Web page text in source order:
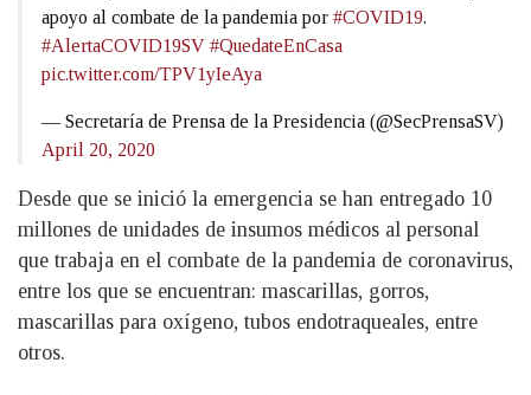
apoyo al combate de la pandemia por #COVID19.
#AlertaCOVID19SV #QuedateEnCasa
pic.twitter.com/TPV1yIeAya
— Secretaría de Prensa de la Presidencia (@SecPrensaSV)
April 20, 2020
Desde que se inició la emergencia se han entregado 10
millones de unidades de insumos médicos al personal
que trabaja en el combate de la pandemia de coronavirus,
entre los que se encuentran: mascarillas, gorros,
mascarillas para oxígeno, tubos endotraqueales, entre
otros.